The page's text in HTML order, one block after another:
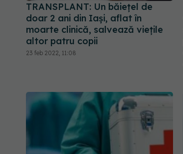
TRANSPLANT: Un băiețel de
doar 2 ani din Iași, aflat în
moarte clinică, salvează viețile
altor patru copii
23 feb 2022, 11:08